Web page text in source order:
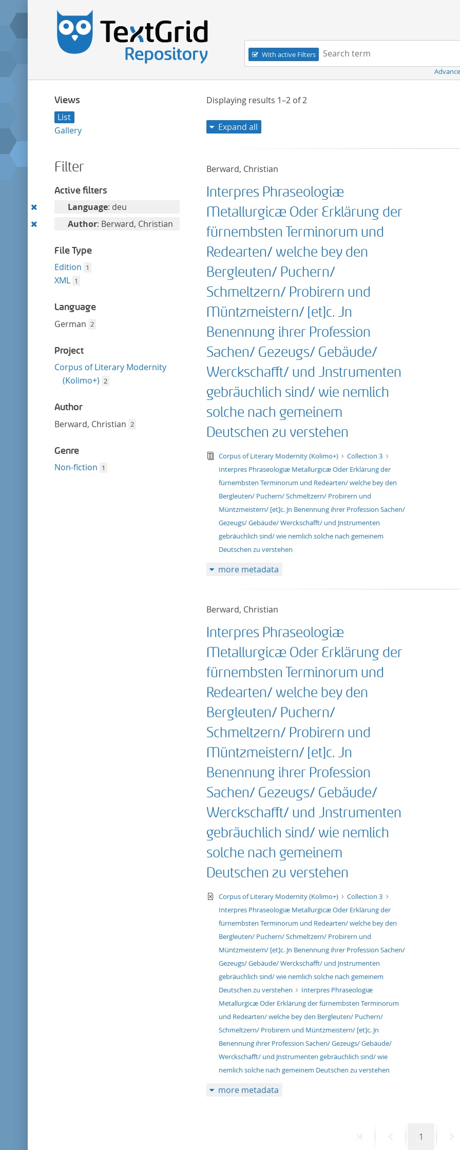
Navigation
With active Filters
Search term:
Views
List
Gallery
Filter
Active filters
RemoveLanguage: deu
Remove
filter
Author: Berward, Christian
File Type
Edition 1
XML 1
Language
German 2
Project
Corpus of Literary Modernity
(Kolimo+) 2
Author
Berward, Christian 2
Genre
Non-fiction 1
Displaying results 1–2of2
Expand all
Berward, Christian
Interpres Phraseologiæ
Metallurgicæ Oder Erklärung der
fürnembsten Terminorum und
Redearten/ welche bey den
Bergleuten/ Puchern/
Schmeltzern/ Probirern und
Müntzmeistern/ [et]c. Jn
Benennung ihrer Profession
Sachen/ Gezeugs/ Gebäude/
Werckschafft/ und Jnstrumenten
gebräuchlich sind/ wie nemlich
solche nach gemeinem
Deutschen zu verstehen
text/tg.edition+tg.aggregation+xml
Corpus of Literary Modernity (Kolimo+)
Collection 3
Interpres Phraseologiæ Metallurgicæ Oder Erklärung der
fürnembsten Terminorum und Redearten/ welche bey den
Bergleuten/ Puchern/ Schmeltzern/ Probirern und
Müntzmeistern/ [et]c. Jn Benennung ihrer Profession Sachen/
Gezeugs/ Gebäude/ Werckschafft/ und Jnstrumenten
gebräuchlich sind/ wie nemlich solche nach gemeinem
Deutschen zu verstehen
more metadata
Berward, Christian
Interpres Phraseologiæ
Metallurgicæ Oder Erklärung der
fürnembsten Terminorum und
Redearten/ welche bey den
Bergleuten/ Puchern/
Schmeltzern/ Probirern und
Müntzmeistern/ [et]c. Jn
Benennung ihrer Profession
Sachen/ Gezeugs/ Gebäude/
Werckschafft/ und Jnstrumenten
gebräuchlich sind/ wie nemlich
solche nach gemeinem
Deutschen zu verstehen
text/xml
Corpus of Literary Modernity (Kolimo+)
Collection 3
Interpres Phraseologiæ Metallurgicæ Oder Erklärung der
fürnembsten Terminorum und Redearten/ welche bey den
Bergleuten/ Puchern/ Schmeltzern/ Probirern und
Müntzmeistern/ [et]c. Jn Benennung ihrer Profession Sachen/
Gezeugs/ Gebäude/ Werckschafft/ und Jnstrumenten
gebräuchlich sind/ wie nemlich solche nach gemeinem
Deutschen zu verstehen
Interpres Phraseologiæ
Metallurgicæ Oder Erklärung der fürnembsten Terminorum
und Redearten/ welche bey den Bergleuten/ Puchern/
Schmeltzern/ Probirern und Müntzmeistern/ [et]c. Jn
Benennung ihrer Profession Sachen/ Gezeugs/ Gebäude/
Werckschafft/ und Jnstrumenten gebräuchlich sind/ wie
nemlich solche nach gemeinem Deutschen zu verstehen
more metadata
PreviousPage
1